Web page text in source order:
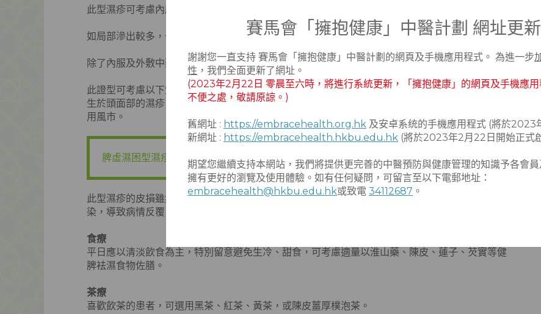
賽馬會「擁抱健康」中醫計劃 網址更
謝謝您一直支持 賽馬會「擁抱健康」中醫計劃的網頁及手機應用程式。 為進一步
性 ，我們全面更新了網址。
(2023年2月22日 零晨至六時，將進行系統更新，「擁抱健康」的網頁及手機應用
不便之處，敬請原諒。)
舊網址 : https://embracehealth.org.hk 及安卓系统的手機應用程式 (將於2023
新網址 : https://embracehealth.hkbu.edu.hk (將於2023年2月22日開始正式
期望您繼續支持本網站，我們將提供更完善的中醫預防與健康管理的知識予各會
擁有更好的瀏覽及使用體驗。如有任何疑問，可留言至以下電郵地址：
embracehealth@hkbu.edu.hk或致電 34112687 。
此型濕疹可考慮內服健脾化濕止癢的中藥，例如：茯苓、薏苡仁等。
如局部滲出較多，也可以加用利濕收歛的中藥外敷，例如：滑石、黃柏、枯礬等。
除了內服及外敷中藥之外，針灸也有舒緩濕疹作用。
此證型可考慮以下穴位︰中脘、陰陵泉、足三里、脾俞，再按濕疹的發病部位考慮局部取穴，如發
生於頭面部的濕疹，加用百會、四白、印堂；發於上肢的濕疹加用合谷、內關；發於下肢的濕疹加
用風市。
脾虛濕困型濕疹如何調護？有何食療、茶療方法？
此型濕疹的皮損雖然滲液流滋較濕熱蘊結型的濕疹略少，但仍應注意衛生，傷口清潔，以防繼發感
染，導致病情反覆。
食療
平日應以清淡飲食為主，特別留意避免生冷、甜食，可考慮適量以淮山藥、陳皮、蓮子、芡實等健
脾袪濕食物佐膳。
茶療
喜歡飲茶的患者，可選用黑茶、紅茶、黃茶，或陳皮薑厚樸泡茶。